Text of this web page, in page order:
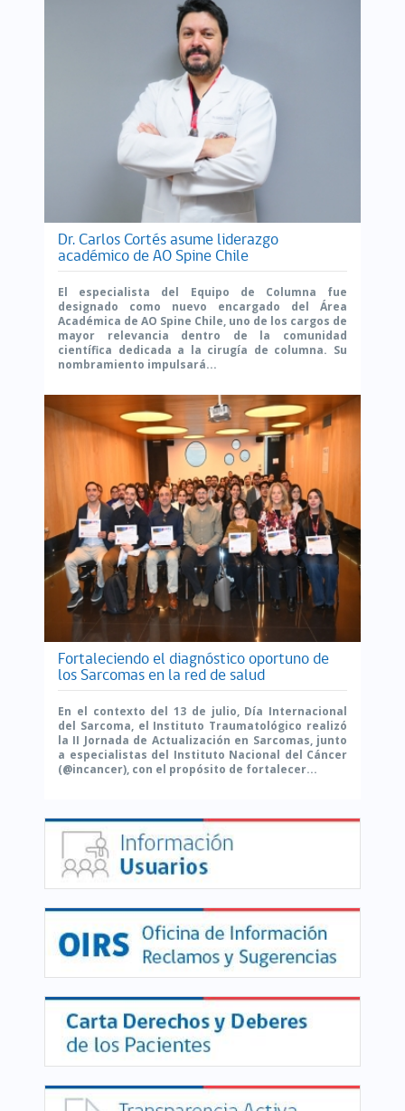
Dr. Carlos Cortés asume liderazgo
académico de AO Spine Chile
El especialista del Equipo de Columna fue
designado como nuevo encargado del Área
Académica de AO Spine Chile, uno de los cargos de
mayor relevancia dentro de la comunidad
científica dedicada a la cirugía de columna. Su
nombramiento impulsará...
Fortaleciendo el diagnóstico oportuno de
los Sarcomas en la red de salud
En el contexto del 13 de julio, Día Internacional
del Sarcoma, el Instituto Traumatológico realizó
la II Jornada de Actualización en Sarcomas, junto
a especialistas del Instituto Nacional del Cáncer
(@incancer), con el propósito de fortalecer...